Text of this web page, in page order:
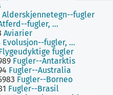
Alderskjennetegn--fugler
fugler, …
Aviarier
Evolusjon--fugler, …
fugler
Fugler--Antarktis
Fugler--Australia
Fugler--Borneo
Fugler--Brasil